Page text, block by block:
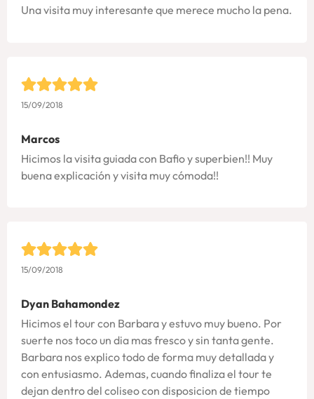
Una visita muy interesante que merece mucho la pena.
15/09/2018
Marcos
Hicimos la visita guiada con Bafio y superbien!! Muy
buena explicación y visita muy cómoda!!
15/09/2018
Dyan Bahamondez
Hicimos el tour con Barbara y estuvo muy bueno. Por
suerte nos toco un dia mas fresco y sin tanta gente.
Barbara nos explico todo de forma muy detallada y
con entusiasmo. Ademas, cuando finaliza el tour te
dejan dentro del coliseo con disposicion de tiempo